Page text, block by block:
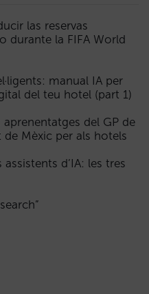
las reservas
durante la FIFA World
manual IA per
del teu hotel (part 1)
del GP de
de Mèxic per als hotels
d’IA: les tres